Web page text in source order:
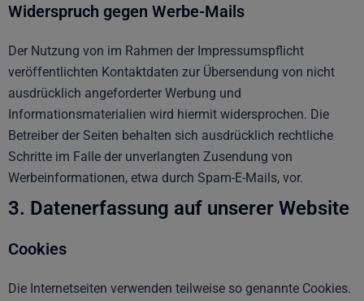
Widerspruch gegen Werbe-Mails
Der Nutzung von im Rahmen der Impressumspflicht
veröffentlichten Kontaktdaten zur Übersendung von nicht
ausdrücklich angeforderter Werbung und
Informationsmaterialien wird hiermit widersprochen. Die
Betreiber der Seiten behalten sich ausdrücklich rechtliche
Schritte im Falle der unverlangten Zusendung von
Werbeinformationen, etwa durch Spam-E-Mails, vor.
3. Datenerfassung auf unserer Website
Cookies
Die Internetseiten verwenden teilweise so genannte Cookies.